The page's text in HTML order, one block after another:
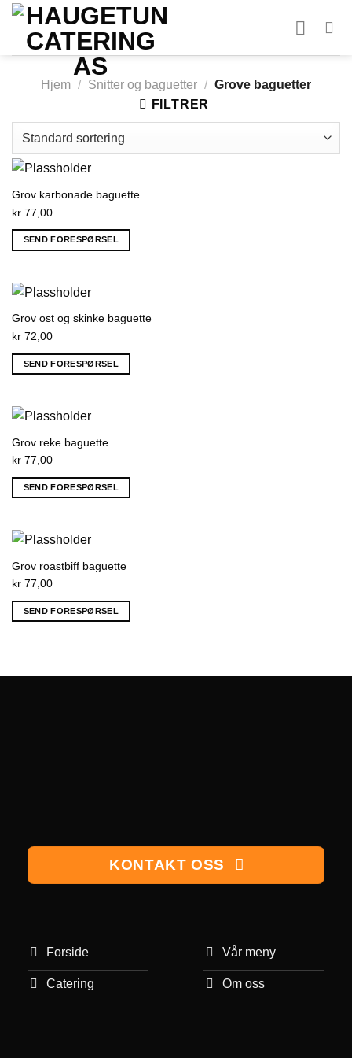
Skip
content
Hjem / Snitter og baguetter / Grove baguetter
FILTRER
Grov karbonade baguette
kr77,00
SEND FORESPØRSEL
Grov ost og skinke baguette
kr72,00
SEND FORESPØRSEL
Grov reke baguette
kr77,00
SEND FORESPØRSEL
Grov roastbiff baguette
kr77,00
SEND FORESPØRSEL
KONTAKT OSS
Forside
Catering
Vår meny
Om oss